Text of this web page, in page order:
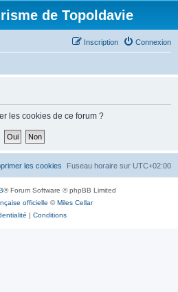
de Topoldavie
Connexion
Inscription
les cookies de ce forum ?
Fuseau horaire sur UTC+02:00
les cookies
® Forum Software © phpBB Limited
officielle ©Miles Cellar
| Conditions